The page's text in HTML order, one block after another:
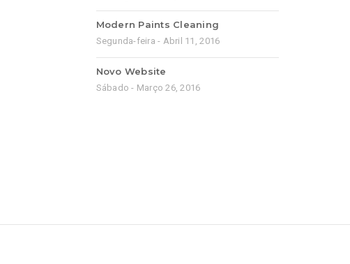
Modern Paints Cleaning
Segunda-feira - Abril 11, 2016
Novo Website
Sábado - Março 26, 2016